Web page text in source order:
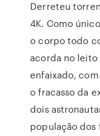
Derreteu
4K. Como
o corpo todo
acorda no
enfaixado,
o fracasso da
dois
população dos